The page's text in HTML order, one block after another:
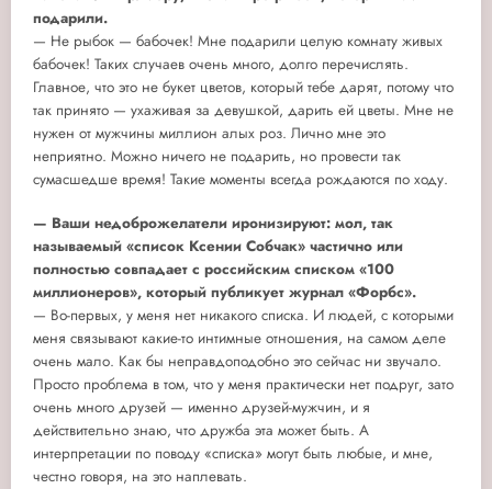
подарили.
— Не рыбок — бабочек! Мне подарили целую комнату живых
бабочек! Таких случаев очень много, долго перечислять.
Главное, что это не букет цветов, который тебе дарят, потому что
так принято — ухаживая за девушкой, дарить ей цветы. Мне не
нужен от мужчины миллион алых роз. Лично мне это
неприятно. Можно ничего не подарить, но провести так
сумасшедше время! Такие моменты всегда рождаются по ходу.
— Ваши недоброжелатели иронизируют: мол, так
называемый «список Ксении Собчак» частично или
полностью совпадает с российским списком «100
миллионеров», который публикует журнал «Форбс».
— Во-первых, у меня нет никакого списка. И людей, с которыми
меня связывают какие-то интимные отношения, на самом деле
очень мало. Как бы неправдоподобно это сейчас ни звучало.
Просто проблема в том, что у меня практически нет подруг, зато
очень много друзей — именно друзей-мужчин, и я
действительно знаю, что дружба эта может быть. А
интерпретации по поводу «списка» могут быть любые, и мне,
честно говоря, на это наплевать.